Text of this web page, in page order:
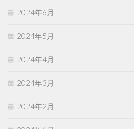
2024年6月
2024年5月
2024年4月
2024年3月
2024年2月